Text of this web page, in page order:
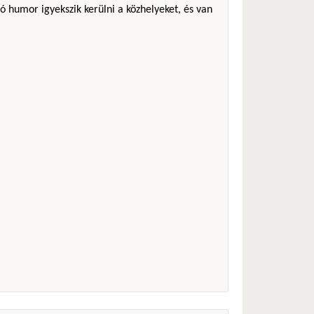
igyekszik kerülni a közhelyeket, és van